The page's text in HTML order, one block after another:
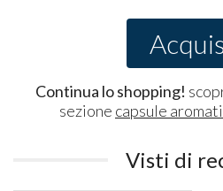
Continua lo shopping!
sezione capsule
Visti di